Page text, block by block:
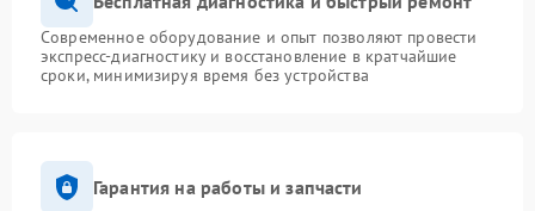
Современное оборудование и опыт позволяют провести
экспресс-диагностику и восстановление в кратчайшие
сроки, минимизируя время без устройства
Гарантия на работы и запчасти